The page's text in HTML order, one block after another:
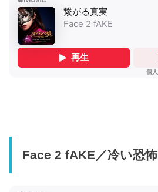
Face 2 fAKE／冷い恐怖